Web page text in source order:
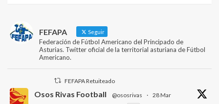
FEFAPA Seguir
Federación de Fútbol Americano del Principado de
Asturias. Twitter oficial de la territorial asturiana de Fútbol
Americano.
FEFAPA Retuiteado
Osos Rivas Football @ososrivas · 28 Mar